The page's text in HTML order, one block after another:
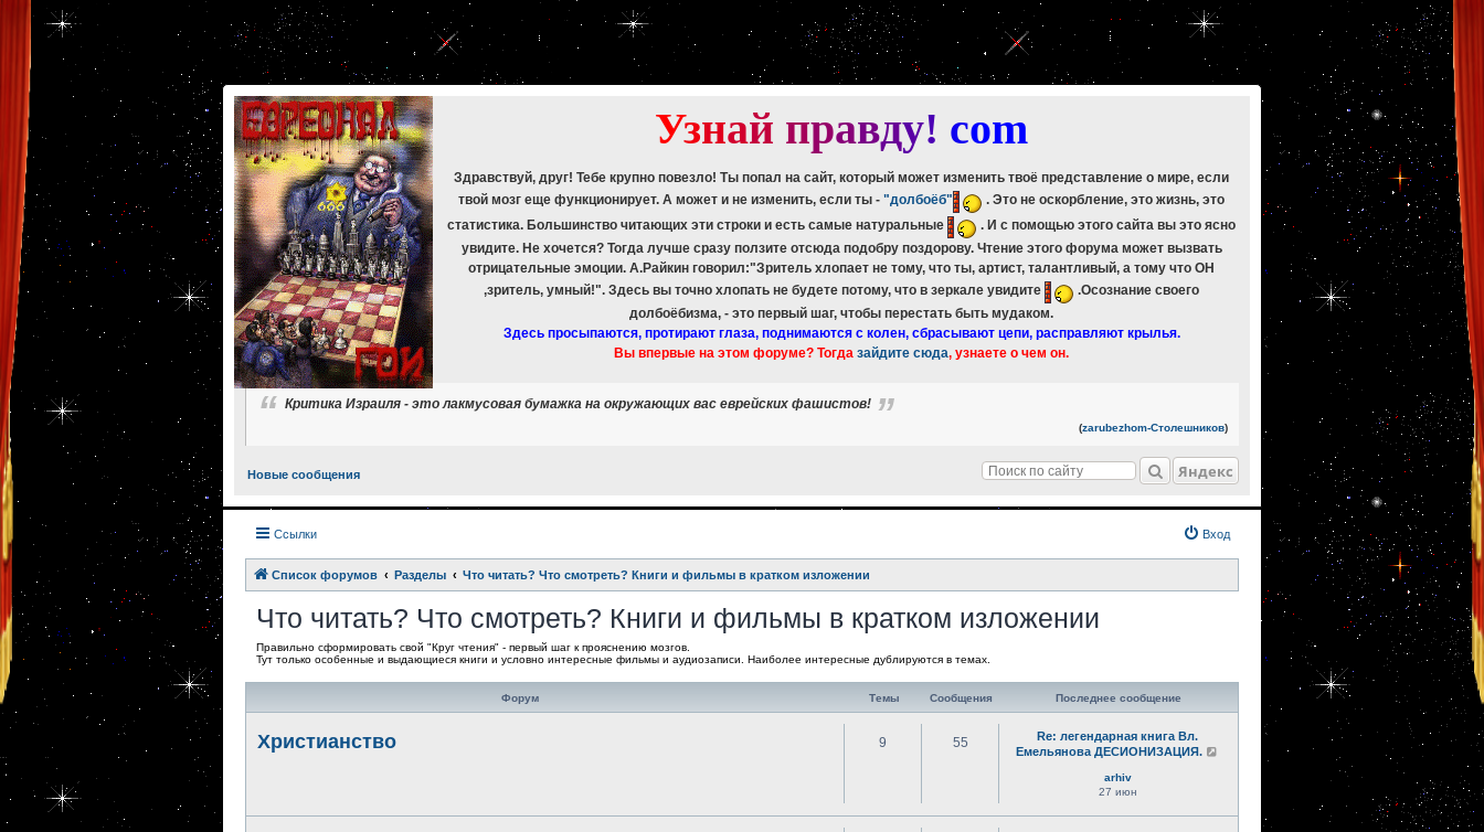
[phpBB Debug] PHP Warning : in file [ROOT]/phpbb/db/driver/mysqli.php
mysqli_fetch_assoc(): Couldn't fetch mysqli_result
[phpBB Debug] PHP Warning
[ROOT]/phpbb/db/driver/mysqli.php
mysqli_free_result(): Couldn't fetch mysqli_result
[phpBB Debug] PHP Warning
: in file [ROOT]/phpbb/db/driver/mysqli.php 265 :mysqli_fetch_assoc(): Couldn't fetch mysqli_result
[phpBB Debug] PHP Warning
: in file [ROOT]/phpbb/db/driver/mysqli.php on line 329 :mysqli_free_result(): Couldn't fetch mysqli_result
[phpBB Debug] PHP Warning
[ROOT]/phpbb/db/driver/mysqli.php on line 265 : mysqli_fetch_assoc(): Couldn't fetch mysqli_result
[phpBB Debug] PHP Warning
[ROOT]/phpbb/db/driver/mysqli.php on line mysqli_free_result(): Couldn't fetch mysqli_result
Узнай правду! com
Здравствуй, друг! Тебе крупно повезло! Ты попал на сайт, который может изменить твоё представление о мире, если
твой мозг еще функционирует. А может и не изменить, если ты - "долбоёб"
. Это не оскорбление, это жизнь, это
статистика. Большинство читающих эти строки и есть самые натуральные
. И с помощью этого сайта вы это ясно
увидите. Не хочется? Тогда лучше сразу ползите отсюда подобру поздорову. Чтение этого форума может вызвать
отрицательные эмоции. А.Райкин говорил:"Зритель хлопает не тому, что ты, артист, талантливый, а тому что ОН
,зритель, умный!". Здесь вы точно хлопать не будете потому, что в зеркале увидите
.Осознание своего
долбоёбизма, - это первый шаг, чтобы перестать быть мудаком.
Здесь просыпаются, протирают глаза, поднимаются с колен, сбрасывают цепи, расправляют крылья.
Вы впервые на этом форуме? Тогда зайдите сюда, узнаете о чем он.
Критика Израиля - это лакмусовая бумажка на окружающих вас еврейских фашистов!
(zarubezhom-Столешников)
Новые сообщения Яндекс
Ссылки Вход
Список форумов Разделы Что читать? Что смотреть? Книги и фильмы в кратком изложении
Что читать? Что смотреть? Книги и фильмы в кратком изложении
Правильно сформировать свой "Круг чтения" - первый шаг к прояснению мозгов.
Тут только особенные и выдающиеся книги и условно интересные фильмы и аудиозаписи. Наиболее интересные дублируются в темах.
Форум Темы Сообщения Последнее сообщение
Христианство 9 55
Re: легендарная книга Вл.
Емельянова ДЕСИОНИЗАЦИЯ.
arhiv
27 июн